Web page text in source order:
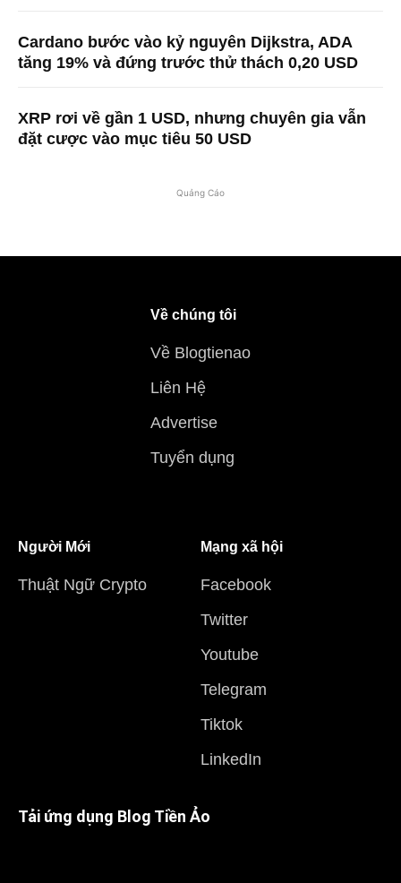
Cardano bước vào kỷ nguyên Dijkstra, ADA
tăng 19% và đứng trước thử thách 0,20 USD
XRP rơi về gần 1 USD, nhưng chuyên gia vẫn
đặt cược vào mục tiêu 50 USD
Quảng Cáo
Về chúng tôi
Về Blogtienao
Liên Hệ
Advertise
Tuyển dụng
Người Mới
Thuật Ngữ Crypto
Mạng xã hội
Facebook
Twitter
Youtube
Telegram
Tiktok
LinkedIn
Tải ứng dụng Blog Tiền Ảo